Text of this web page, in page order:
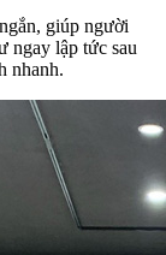
giúp người
ngay lập tức sau
nhanh.